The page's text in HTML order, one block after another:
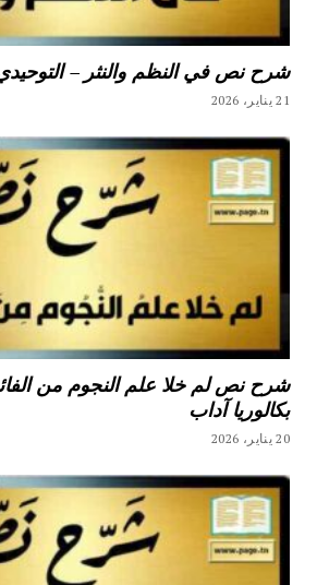
شرح نص في النظم والنثر – التوحيدي
21 يناير، 2026
شرح نص لم خلا علم النجوم من
بكالوريا آداب
20 يناير، 2026